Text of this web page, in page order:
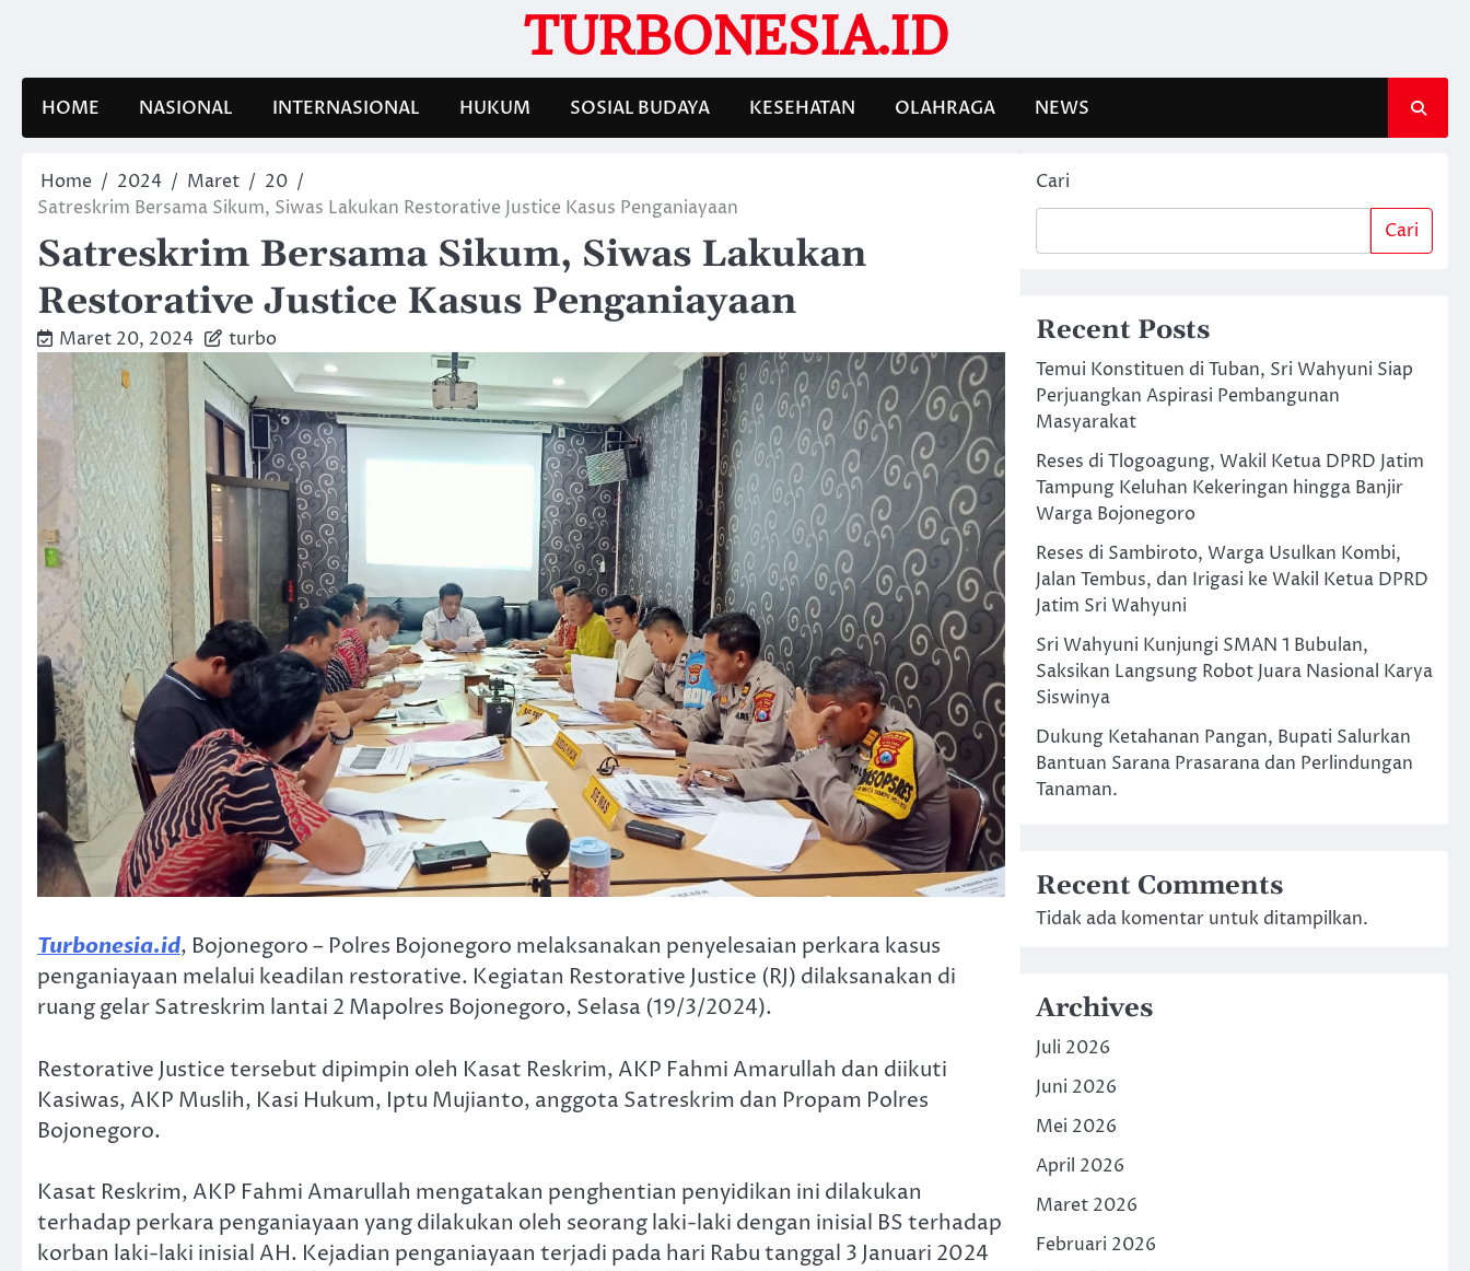
TURBONESIA.ID
HOME NASIONAL INTERNASIONAL HUKUM SOSIAL BUDAYA KESEHATAN OLAHRAGA NEWS
Home 2024 Maret
20
Satreskrim Bersama Sikum, Siwas Lakukan Restorative Justice Kasus Penganiayaan
Satreskrim Bersama Sikum, Siwas Lakukan
Restorative Justice Kasus Penganiayaan
Maret 20, 2024 turbo
Turbonesia.id, Bojonegoro – Polres Bojonegoro melaksanakan penyelesaian perkara kasus
penganiayaan melalui keadilan restorative. Kegiatan Restorative Justice (RJ) dilaksanakan di
ruang gelar Satreskrim lantai 2 Mapolres Bojonegoro, Selasa (19/3/2024).
Restorative Justice tersebut dipimpin oleh Kasat Reskrim, AKP Fahmi Amarullah dan diikuti
Kasiwas, AKP Muslih, Kasi Hukum, Iptu Mujianto, anggota Satreskrim dan Propam Polres
Bojonegoro.
Kasat Reskrim, AKP Fahmi Amarullah mengatakan penghentian penyidikan ini dilakukan
terhadap perkara penganiayaan yang dilakukan oleh seorang laki-laki dengan inisial BS terhadap
korban laki-laki inisial AH. Kejadian penganiayaan terjadi pada hari Rabu tanggal 3 Januari 2024
Cari
Cari
Recent Posts
Temui Konstituen di Tuban, Sri Wahyuni Siap
Perjuangkan Aspirasi Pembangunan
Masyarakat
Reses di Tlogoagung, Wakil Ketua DPRD Jatim
Tampung Keluhan Kekeringan hingga Banjir
Warga Bojonegoro
Reses di Sambiroto, Warga Usulkan Kombi,
Jalan Tembus, dan Irigasi ke Wakil Ketua DPRD
Jatim Sri Wahyuni
Sri Wahyuni Kunjungi SMAN 1 Bubulan,
Saksikan Langsung Robot Juara Nasional Karya
Siswinya
Dukung Ketahanan Pangan, Bupati Salurkan
Bantuan Sarana Prasarana dan Perlindungan
Tanaman.
Recent Comments
Tidak ada komentar untuk ditampilkan.
Archives
Juli 2026
Juni 2026
Mei 2026
April 2026
Maret 2026
Februari 2026